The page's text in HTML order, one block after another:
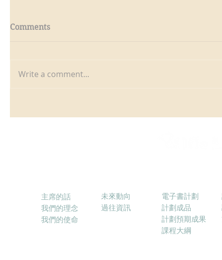
Comments
Write a comment...
主席的話
我們的理念
我們的使命
未來動向
過往資訊
電子書計劃
計劃成品
計劃預期成果
課程大綱